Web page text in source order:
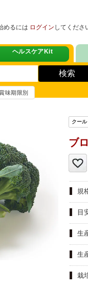
めるには ログイン してくださ
合
雑貨
急支援
ヘルスケアKit
ヘルスケアKit
健康サポート食品
3品作れるバランス献立
検索
味期限別
ブ
規
目
生
生
栽